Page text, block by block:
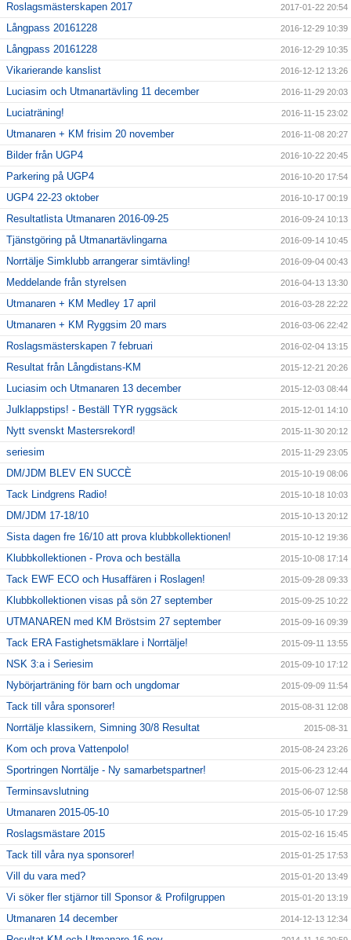
Roslagsmästerskapen 2017 2017-01-22 20:54
Långpass 20161228 2016-12-29 10:39
Långpass 20161228 2016-12-29 10:35
Vikarierande kanslist 2016-12-12 13:26
Luciasim och Utmanartävling 11 december 2016-11-29 20:03
Luciaträning! 2016-11-15 23:02
Utmanaren + KM frisim 20 november 2016-11-08 20:27
Bilder från UGP4 2016-10-22 20:45
Parkering på UGP4 2016-10-20 17:54
UGP4 22-23 oktober 2016-10-17 00:19
Resultatlista Utmanaren 2016-09-25 2016-09-24 10:13
Tjänstgöring på Utmanartävlingarna 2016-09-14 10:45
Norrtälje Simklubb arrangerar simtävling! 2016-09-04 00:43
Meddelande från styrelsen 2016-04-13 13:30
Utmanaren + KM Medley 17 april 2016-03-28 22:22
Utmanaren + KM Ryggsim 20 mars 2016-03-06 22:42
Roslagsmästerskapen 7 februari 2016-02-04 13:15
Resultat från Långdistans-KM 2015-12-21 20:26
Luciasim och Utmanaren 13 december 2015-12-03 08:44
Julklappstips! - Beställ TYR ryggsäck 2015-12-01 14:10
Nytt svenskt Mastersrekord! 2015-11-30 20:12
seriesim 2015-11-29 23:05
DM/JDM BLEV EN SUCCÈ 2015-10-19 08:06
Tack Lindgrens Radio! 2015-10-18 10:03
DM/JDM 17-18/10 2015-10-13 20:12
Sista dagen fre 16/10 att prova klubbkollektionen! 2015-10-12 19:36
Klubbkollektionen - Prova och beställa 2015-10-08 17:14
Tack EWF ECO och Husaffären i Roslagen! 2015-09-28 09:33
Klubbkollektionen visas på sön 27 september 2015-09-25 10:22
UTMANAREN med KM Bröstsim 27 september 2015-09-16 09:39
Tack ERA Fastighetsmäklare i Norrtälje! 2015-09-11 13:55
NSK 3:a i Seriesim 2015-09-10 17:12
Nybörjarträning för barn och ungdomar 2015-09-09 11:54
Tack till våra sponsorer! 2015-08-31 12:08
Norrtälje klassikern, Simning 30/8 Resultat 2015-08-31
Kom och prova Vattenpolo! 2015-08-24 23:26
Sportringen Norrtälje - Ny samarbetspartner! 2015-06-23 12:44
Terminsavslutning 2015-06-07 12:58
Utmanaren 2015-05-10 2015-05-10 17:29
Roslagsmästare 2015 2015-02-16 15:45
Tack till våra nya sponsorer! 2015-01-25 17:53
Vill du vara med? 2015-01-20 13:49
Vi söker fler stjärnor till Sponsor & Profilgruppen 2015-01-20 13:19
Utmanaren 14 december 2014-12-13 12:34